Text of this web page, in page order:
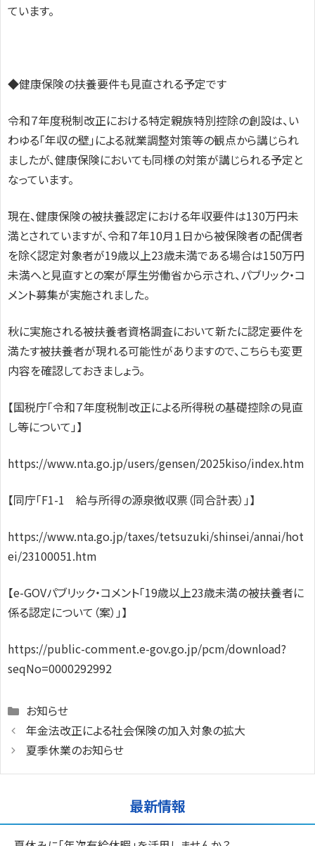
ています。
◆健康保険の扶養要件も見直される予定です
令和７年度税制改正における特定親族特別控除の創設は、い
わゆる「年収の壁」による就業調整対策等の観点から講じられ
ましたが、健康保険においても同様の対策が講じられる予定と
なっています。
現在、健康保険の被扶養認定における年収要件は130万円未
満とされていますが、令和７年10月１日から被保険者の配偶者
を除く認定対象者が19歳以上23歳未満である場合は150万円
未満へと見直すとの案が厚生労働省から示され、パブリック・コ
メント募集が実施されました。
秋に実施される被扶養者資格調査において新たに認定要件を
満たす被扶養者が現れる可能性がありますので、こちらも変更
内容を確認しておきましょう。
【国税庁「令和７年度税制改正による所得税の基礎控除の見直
し等について」】
https://www.nta.go.jp/users/gensen/2025kiso/index.htm
【同庁「F1-1 給与所得の源泉徴収票（同合計表）」】
https://www.nta.go.jp/taxes/tetsuzuki/shinsei/annai/hot
ei/23100051.htm
【e-GOVパブリック・コメント「19歳以上23歳未満の被扶養者に
係る認定について（案）」】
https://public-comment.e-gov.go.jp/pcm/download?
seqNo=0000292992
Categories
お知らせ
年金法改正による社会保険の加入対象の拡大
夏季休業のお知らせ
最新情報